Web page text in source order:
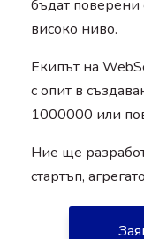
бъдат поверени
високо ниво.
Екипът на
с опит в
1000000 или
Ние ще
стартъп,